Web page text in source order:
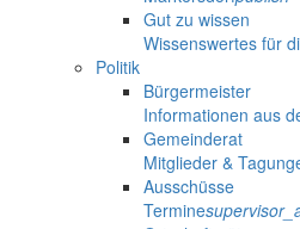
Gut zu wissen
Wissenswertes für
Politik
Bürgermeister
Informationen aus
Gemeinderat
Mitglieder &
Ausschüsse
Termine